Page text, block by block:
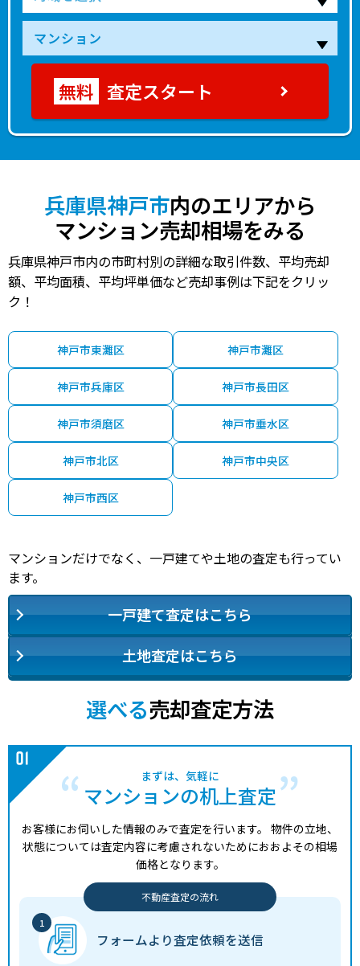
神戸市東灘区 1,500万円 摂津本山 6分 42 年
神戸市東灘区 3,700万円 御影(阪急) 11分 27 年
神戸市東灘区 2,000万円 青木 5分
神戸市東灘区 4,800 青木 5分 26 年
神戸市東灘区 210万円 御影(阪急) 26分
神戸市東灘区 5,200万円 住吉(ＪＲ・六甲ライナー) 6分 19 年
神戸市東灘区
神戸市東灘区 1,100万円 住吉(阪神) 6分
神戸市東灘区 2,500万円 御影(阪急) 11分
神戸市東灘区 2,400
神戸市東灘区 2,500万円 深江(兵庫) 8分 38 年
神戸市東灘区 2,600万円
神戸市東灘区 3,700万円 住吉(ＪＲ・六甲ライナー) 3分 39 年
1,900
1,900
神戸市灘区 480 岩屋(兵庫) 5分 38 年
2,200
神戸市灘区 御影(阪急)
4,900
神戸市灘区 2,700万円 灘 3分 29 年
神戸市灘区 3,400 六甲道 3分 35 年
神戸市兵庫区 1,600万円 湊川公園
査定スタート
兵庫県神戸市内のエリアから
マンション売却相場をみる
兵庫県神戸市内の市町村別の詳細な取引件数、平均売却
額、平均面積、平均坪単価など売却事例は下記をクリッ
ク！
神戸市東灘区 神戸市灘区
神戸市兵庫区 神戸市長田区
神戸市須磨区 神戸市垂水区
神戸市北区 神戸市中央区
神戸市西区
マンションだけでなく、一戸建てや土地の査定も行ってい
ます。
一戸建て査定はこちら
土地査定はこちら
選べる売却査定方法
まずは、気軽に
マンションの机上査定
お客様にお伺いした情報のみで査定を行います。 物件の立地、
状態については査定内容に考慮されないためにおおよその相場
価格となります。
不動産査定の流れ
フォームより査定依頼を送信